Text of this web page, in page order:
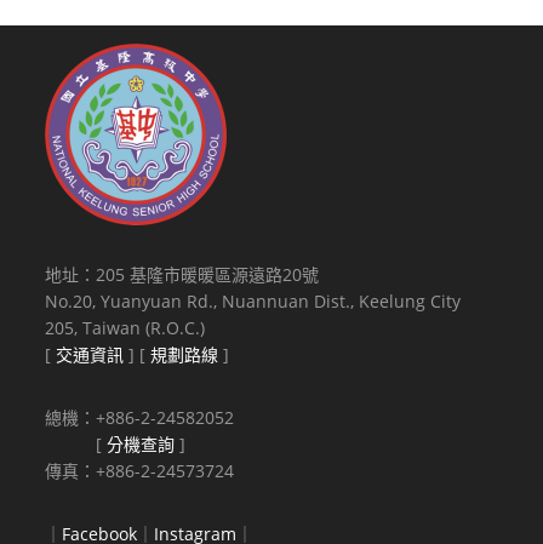
地址：205 基隆市暖暖區源遠路20號
No.20, Yuanyuan Rd., Nuannuan Dist., Keelung City
205, Taiwan (R.O.C.)
[ 交通資訊 ] [規劃路線 ]
總機：+886-2-24582052
[分機查詢 ]
傳真：+886-2-24573724
｜ Facebook ｜ Instagram ｜